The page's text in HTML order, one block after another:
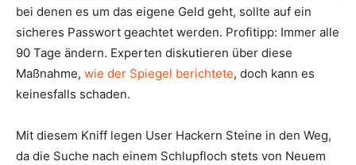
bei denen es um das eigene Geld geht, sollte auf ein
sicheres Passwort geachtet werden. Profitipp: Immer alle
90 Tage ändern. Experten diskutieren über diese
Maßnahme, wie der Spiegel berichtete, doch kann es
keinesfalls schaden.
Mit diesem Kniff legen User Hackern Steine in den Weg,
da die Suche nach einem Schlupfloch stets von Neuem